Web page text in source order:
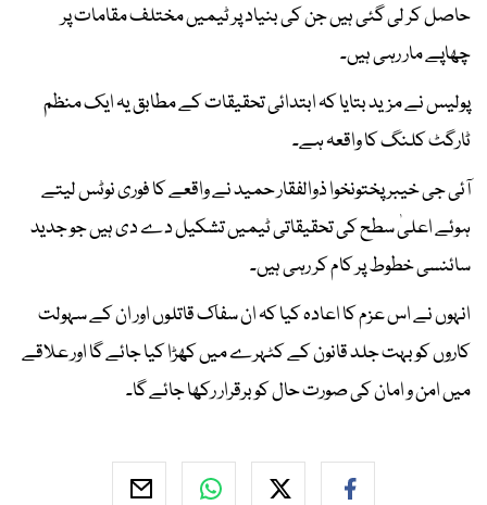
حاصل کر لی گئی ہیں جن کی بنیاد پر ٹیمیں مختلف مقامات پر
چھاپے مار رہی ہیں۔
پولیس نے مزید بتایا کہ ابتدائی تحقیقات کے مطابق یہ ایک منظم
ٹارگٹ کلنگ کا واقعہ ہے۔
آئی جی خیبر پختونخوا ذوالفقار حمید نے واقعے کا فوری نوٹس لیتے
ہوئے اعلیٰ سطح کی تحقیقاتی ٹیمیں تشکیل دے دی ہیں جو جدید
سائنسی خطوط پر کام کر رہی ہیں۔
انہوں نے اس عزم کا اعادہ کیا کہ ان سفاک قاتلوں اور ان کے سہولت
کاروں کو بہت جلد قانون کے کٹہرے میں کھڑا کیا جائے گا اور علاقے
میں امن و امان کی صورت حال کو برقرار رکھا جائے گا۔